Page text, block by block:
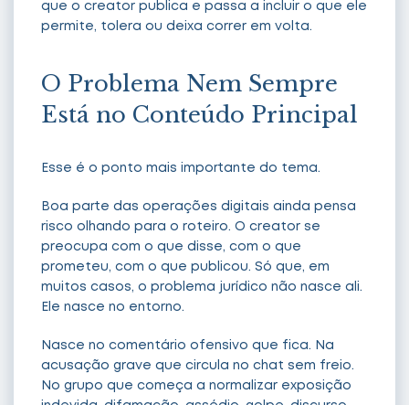
que o creator publica e passa a incluir o que ele
permite, tolera ou deixa correr em volta.
O Problema Nem Sempre
Está no Conteúdo Principal
Esse é o ponto mais importante do tema.
Boa parte das operações digitais ainda pensa
risco olhando para o roteiro. O creator se
preocupa com o que disse, com o que
prometeu, com o que publicou. Só que, em
muitos casos, o problema jurídico não nasce ali.
Ele nasce no entorno.
Nasce no comentário ofensivo que fica. Na
acusação grave que circula no chat sem freio.
No grupo que começa a normalizar exposição